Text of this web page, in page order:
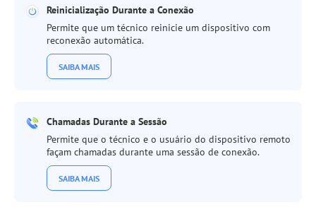
Reinicialização Durante a Conexão
Permite que um técnico reinicie um dispositivo com
reconexão automática.
SAIBA MAIS
Chamadas Durante a Sessão
Permite que o técnico e o usuário do dispositivo remoto
façam chamadas durante uma sessão de conexão.
SAIBA MAIS